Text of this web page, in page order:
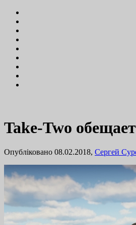
Take-Two
Опубліковано 08.02.2018, Сергей